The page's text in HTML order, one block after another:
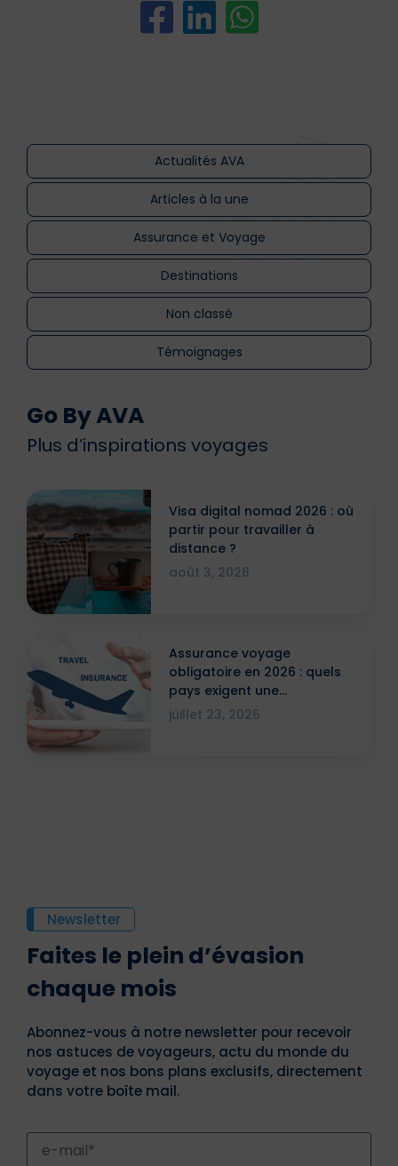
Actualités AVA
Articles à la une
Assurance et Voyage
Destinations
Non classé
Témoignages
Go By AVA
Plus d’inspirations voyages
Visa digital nomad 2026 : où
partir pour travailler à
distance ?
août 3, 2026
Assurance voyage
obligatoire en 2026 : quels
pays exigent une
attestation ?
juillet 23, 2026
Newsletter
Faites le plein d’évasion
chaque mois
Abonnez-vous à notre newsletter pour recevoir
nos astuces de voyageurs, actu du monde du
voyage et nos bons plans exclusifs, directement
dans votre boîte mail.